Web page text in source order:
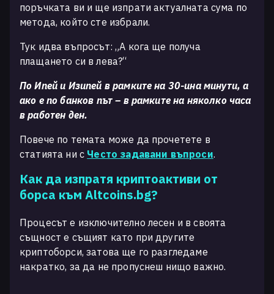
поръчката ви и ще изпрати актуалната сума по
метода, който сте избрали.
Тук идва въпросът: „А кога ще получа
плащането си в лева?“
По Ипей и Изипей в рамките на 30-ина минути, а
ако е по банков път – в рамките на няколко часа
в работен ден.
Повече по темата може да прочетете в
статията ни с Често задавани въпроси.
Как да изпратя криптоактиви от
борса към Altcoins.bg?
Процесът е изключително лесен и в своята
същност е същият като при другите
криптоборси, затова ще го разгледаме
накратко, за да не пропуснеш нищо важно.